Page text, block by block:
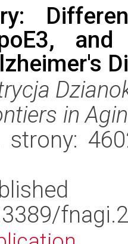
in
strony: